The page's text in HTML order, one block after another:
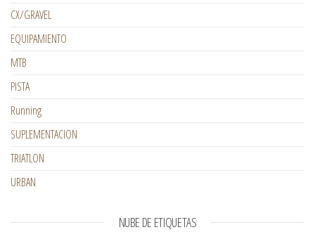
CX/GRAVEL
EQUIPAMIENTO
MTB
PISTA
Running
SUPLEMENTACION
TRIATLON
URBAN
NUBE DE ETIQUETAS